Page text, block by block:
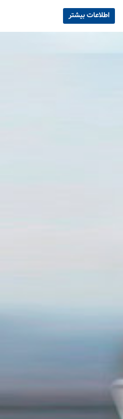
اطلاعات بیشتر